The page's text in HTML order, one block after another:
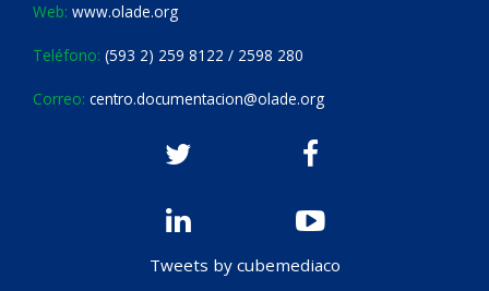
Web: www.olade.org
Teléfono: (593 2) 259 8122 / 2598 280
Correo: centro.documentacion@olade.org
Tweets by cubemediaco